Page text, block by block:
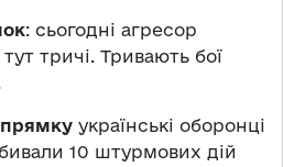
: сьогодні агресор
тричі. Тривають бої
українські оборонці
10 штурмових дій